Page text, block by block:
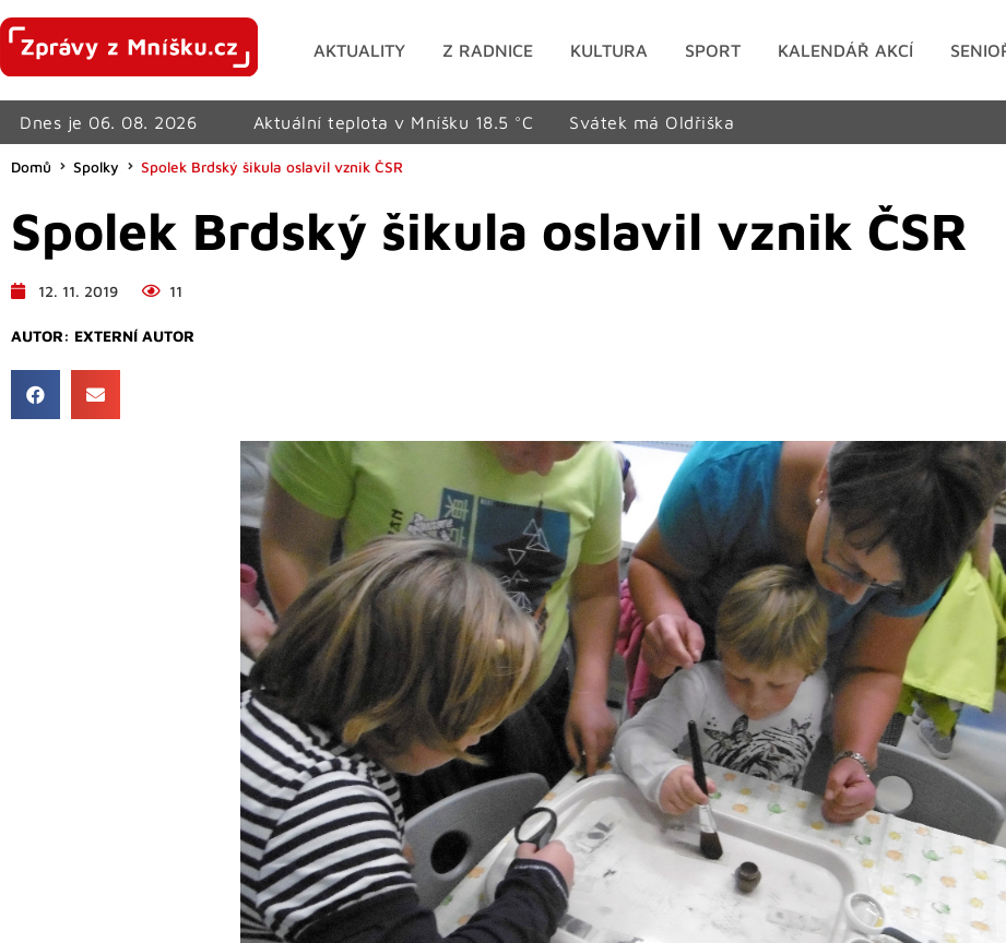
AKTUALITY Z RADNICE KULTURA SPORT KALENDÁŘ AKCÍ
Dnes je 06. 08. 2026 Aktuální teplota v Mníšku 18.5 °C Svátek má Oldřiška
Domů Spolky Spolek Brdský šikula oslavil vznik ČSR
Spolek Brdský šikula oslavil vznik ČSR
12. 11. 2019 11
AUTOR: EXTERNÍ AUTOR